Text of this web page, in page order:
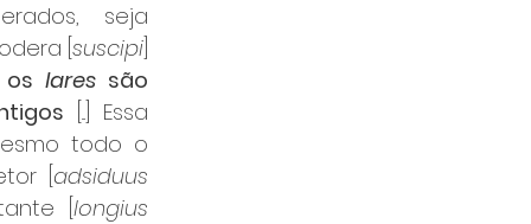
seja
[ suscipi
lares são
[...] Essa
todo o
[ adsiduus
[ longius